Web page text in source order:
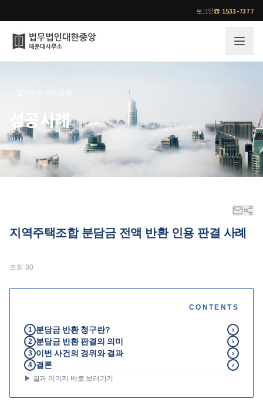
로그인☎ 1533-7377
오시는 길
통합검색
기업 인사이트
사례분석/최신동향
법률지식인
업무분야
각 전문 변호사
법률서식
뉴스레터/브로슈어
성공사례
민사
지역주택조합 분담금 전액 반환 인용 판결 사례
조회 80
CONTENTS
1 분담금 반환 청구란?
›
2 분담금 반환 판결의 의미
›
3 이번 사건의 경위와 결과
›
4 ​결론
›
▶ 결과 이미지 바로 보러가기